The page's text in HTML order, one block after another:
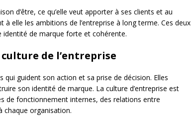
d’être, ce qu’elle veut apporter à ses clients et au
elle les ambitions de l’entreprise à long terme. Ces deux
de marque forte et cohérente.
de l’entreprise
qui guident son action et sa prise de décision. Elles
son identité de marque. La culture d’entreprise est
de fonctionnement internes, des relations entre
chaque organisation.